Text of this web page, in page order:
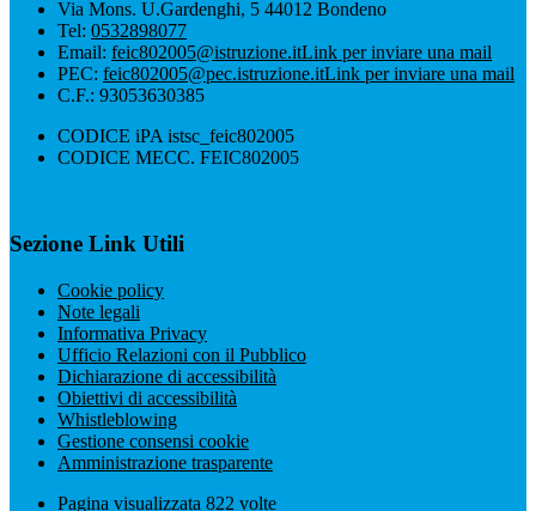
Via Mons. U.Gardenghi, 5 44012 Bondeno
Tel: 0532898077
Email: feic802005@istruzione.itLink per inviare una mail
PEC: feic802005@pec.istruzione.itLink per inviare una mail
C.F.: 93053630385
CODICE iPA istsc_feic802005
CODICE MECC. FEIC802005
Sezione Link Utili
Cookie policy
Note legali
Informativa Privacy
Ufficio Relazioni con il Pubblico
Dichiarazione di accessibilità
Obiettivi di accessibilità
Whistleblowing
Gestione consensi cookie
Amministrazione trasparente
Pagina visualizzata 822 volte